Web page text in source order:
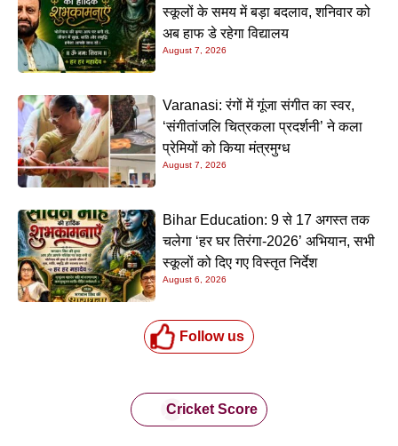
स्कूलों के समय में बड़ा बदलाव, शनिवार को
अब हाफ डे रहेगा विद्यालय
August 7, 2026
Varanasi: रंगों में गूंजा संगीत का स्वर,
‘संगीतांजलि चित्रकला प्रदर्शनी’ ने कला
प्रेमियों को किया मंत्रमुग्ध
August 7, 2026
Bihar Education: 9 से 17 अगस्त तक
चलेगा ‘हर घर तिरंगा-2026’ अभियान, सभी
स्कूलों को दिए गए विस्तृत निर्देश
August 6, 2026
Follow us
Cricket Score